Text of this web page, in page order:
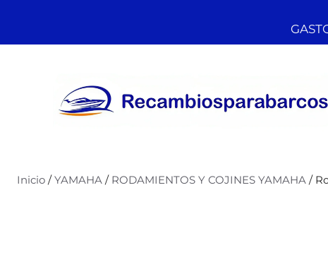
Inicio /YAMAHA / RODAMIENTOS Y COJINES YAMAHA /